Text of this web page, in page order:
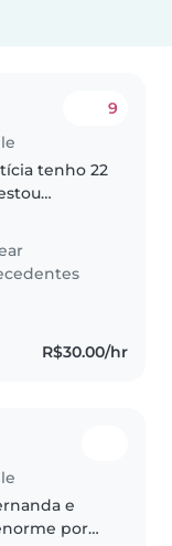
9
tenho 22
Bombeiro
paciente
me
R$30.00/hr
e
por